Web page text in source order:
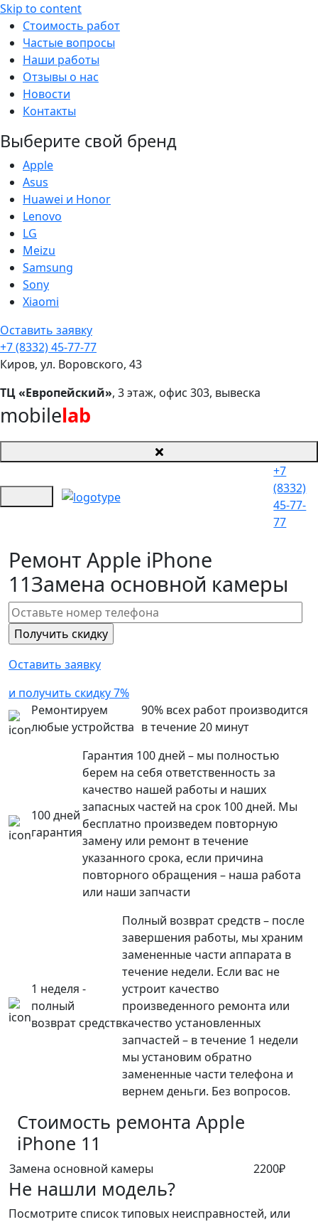
Skip to content
Стоимость работ
Частые вопросы
Наши работы
Отзывы о нас
Новости
Контакты
Выберите свой бренд
Apple
Asus
Huawei и Honor
Lenovo
LG
Meizu
Samsung
Sony
Xiaomi
Оставить заявку
+7 (8332) 45-77-77
Киров, ул. Воровского, 43
ТЦ «Европейский», 3 этаж, офис 303, вывеска
mobilelab
+7
(8332)
45-77-
77
Ремонт Apple iPhone
11Замена основной камеры
Оставить заявку
и получить скидку 7%
Ремонтируем
любые устройства
90% всех работ производится
в течение 20 минут
100 дней
гарантия
Гарантия 100 дней – мы полностью
берем на себя ответственность за
качество нашей работы и наших
запасных частей на срок 100 дней. Мы
бесплатно произведем повторную
замену или ремонт в течение
указанного срока, если причина
повторного обращения – наша работа
или наши запчасти
1 неделя -
полный
возврат средств
Полный возврат средств – после
завершения работы, мы храним
замененные части аппарата в
течение недели. Если вас не
устроит качество
произведенного ремонта или
качество установленных
запчастей – в течение 1 недели
мы установим обратно
замененные части телефона и
вернем деньги. Без вопросов.
Стоимость ремонта Apple
iPhone 11
Замена основной камеры 2200₽
Не нашли модель?
Посмотрите список типовых неисправностей, или